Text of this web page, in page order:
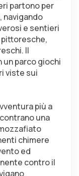
partono per
navigando
e sentieri
Il
parco giochi
viste sui
più a
una
chimere
ed
contro il